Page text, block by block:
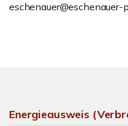
eschenauer@eschenauer-
Energieausweis